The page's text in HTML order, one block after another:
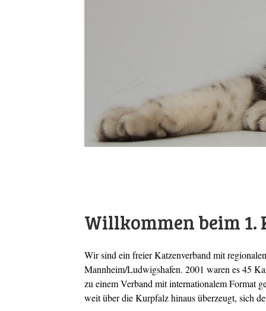
Wurf
Joy des
Willkommen beim 1.
Wir sind ein freier Katzenverband mit
Mannheim/Ludwigshafen. 2001 waren es 45
zu einem Verband mit internationalem Format
weit über die Kurpfalz hinaus überzeugt, sich